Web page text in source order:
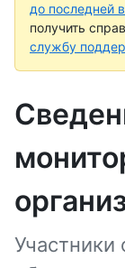
до последней
получить
службу
Участники